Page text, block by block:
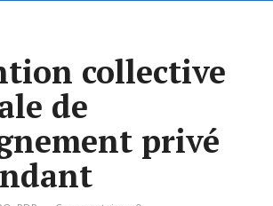
collective
de
privé